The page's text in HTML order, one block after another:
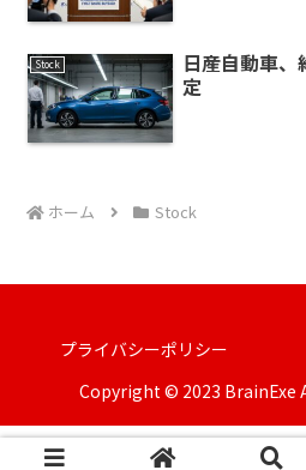
Stock
日産自動車
定
ホーム Stock
プライバシーポリシー
Copyright © 2023 BrainExe